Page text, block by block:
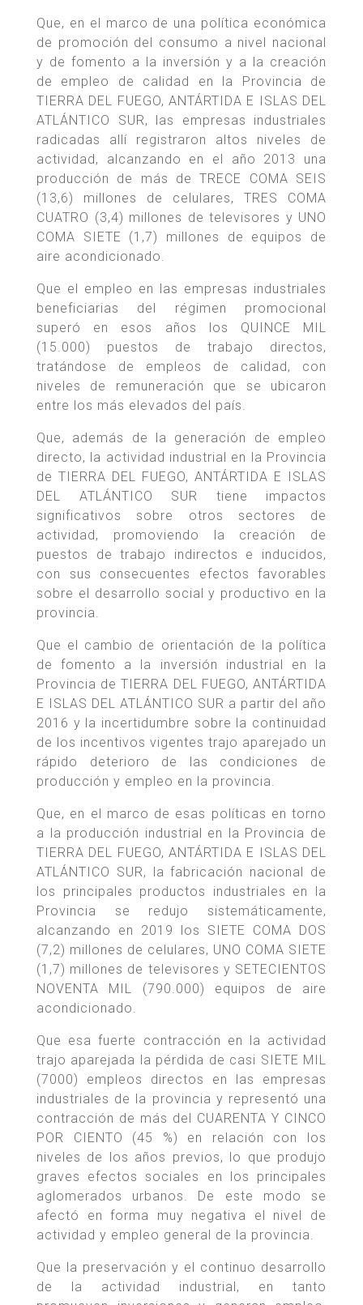
Que, en el marco de una política económica
de promoción del consumo a nivel nacional
y de fomento a la inversión y a la creación
de empleo de calidad en la Provincia de
TIERRA DEL FUEGO, ANTÁRTIDA E ISLAS DEL
ATLÁNTICO SUR, las empresas industriales
radicadas allí registraron altos niveles de
actividad, alcanzando en el año 2013 una
producción de más de TRECE COMA SEIS
(13,6) millones de celulares, TRES COMA
CUATRO (3,4) millones de televisores y UNO
COMA SIETE (1,7) millones de equipos de
aire acondicionado.
Que el empleo en las empresas industriales
beneficiarias del régimen promocional
superó en esos años los QUINCE MIL
(15.000) puestos de trabajo directos,
tratándose de empleos de calidad, con
niveles de remuneración que se ubicaron
entre los más elevados del país.
Que, además de la generación de empleo
directo, la actividad industrial en la Provincia
de TIERRA DEL FUEGO, ANTÁRTIDA E ISLAS
DEL ATLÁNTICO SUR tiene impactos
significativos sobre otros sectores de
actividad, promoviendo la creación de
puestos de trabajo indirectos e inducidos,
con sus consecuentes efectos favorables
sobre el desarrollo social y productivo en la
provincia.
Que el cambio de orientación de la política
de fomento a la inversión industrial en la
Provincia de TIERRA DEL FUEGO, ANTÁRTIDA
E ISLAS DEL ATLÁNTICO SUR a partir del año
2016 y la incertidumbre sobre la continuidad
de los incentivos vigentes trajo aparejado un
rápido deterioro de las condiciones de
producción y empleo en la provincia.
Que, en el marco de esas políticas en torno
a la producción industrial en la Provincia de
TIERRA DEL FUEGO, ANTÁRTIDA E ISLAS DEL
ATLÁNTICO SUR, la fabricación nacional de
los principales productos industriales en la
Provincia se redujo sistemáticamente,
alcanzando en 2019 los SIETE COMA DOS
(7,2) millones de celulares, UNO COMA SIETE
(1,7) millones de televisores y SETECIENTOS
NOVENTA MIL (790.000) equipos de aire
acondicionado.
Que esa fuerte contracción en la actividad
trajo aparejada la pérdida de casi SIETE MIL
(7000) empleos directos en las empresas
industriales de la provincia y representó una
contracción de más del CUARENTA Y CINCO
POR CIENTO (45 %) en relación con los
niveles de los años previos, lo que produjo
graves efectos sociales en los principales
aglomerados urbanos. De este modo se
afectó en forma muy negativa el nivel de
actividad y empleo general de la provincia.
Que la preservación y el continuo desarrollo
de la actividad industrial, en tanto